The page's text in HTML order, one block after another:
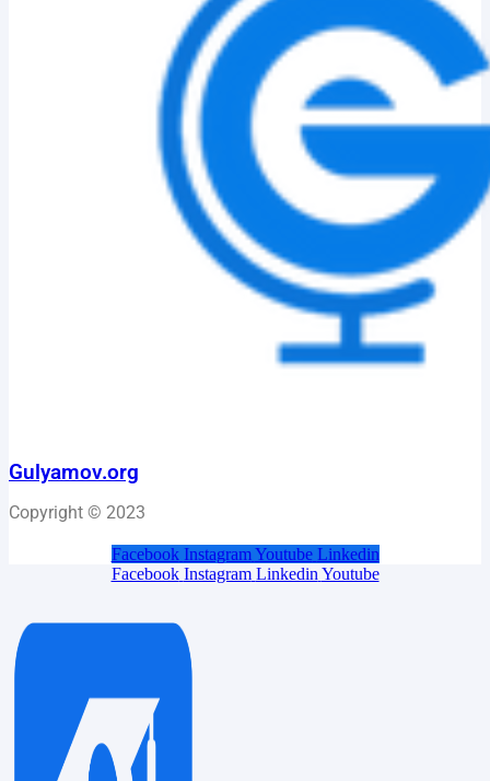
Gulyamov.org
Copyright © 2023
Facebook Instagram Youtube Linkedin
Facebook Instagram Linkedin Youtube